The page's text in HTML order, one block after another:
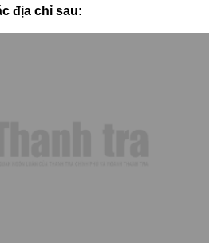
địa chỉ sau: